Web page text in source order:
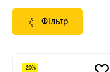
Фільтр
-20%